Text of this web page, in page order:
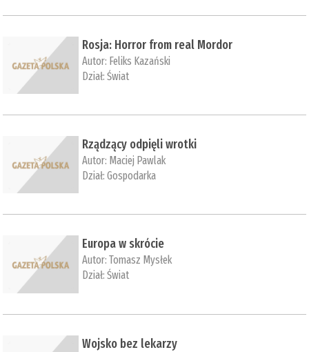
Rosja: Horror from real Mordor
Autor: Feliks Kazański
Dział:Świat
Rządzący odpięli wrotki
Autor: Maciej Pawlak
Dział:Gospodarka
Europa w skrócie
Autor:Tomasz Mysłek
Dział:Świat
Wojsko bez lekarzy